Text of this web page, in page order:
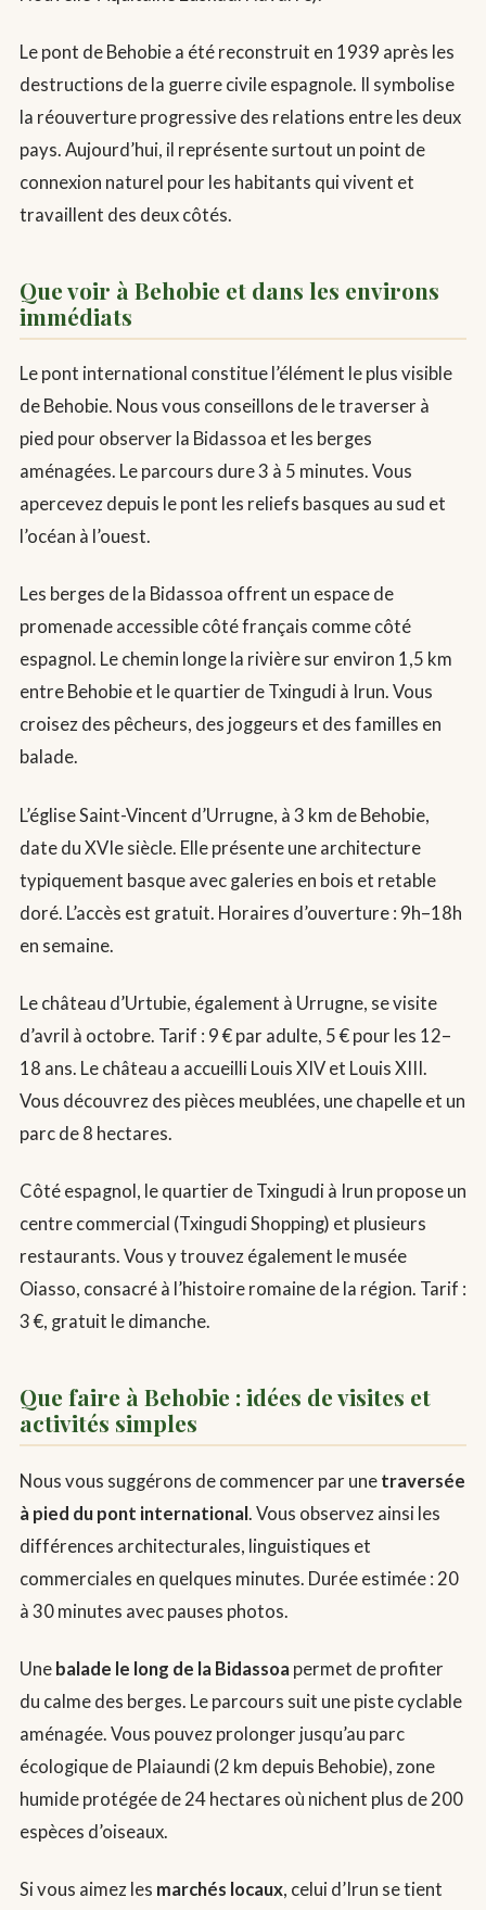
Le pont de Behobie a été reconstruit en 1939 après les
destructions de la guerre civile espagnole. Il symbolise
la réouverture progressive des relations entre les deux
pays. Aujourd’hui, il représente surtout un point de
connexion naturel pour les habitants qui vivent et
travaillent des deux côtés.
Que voir à Behobie et dans les environs
immédiats
Le pont international constitue l’élément le plus visible
de Behobie. Nous vous conseillons de le traverser à
pied pour observer la Bidassoa et les berges
aménagées. Le parcours dure 3 à 5 minutes. Vous
apercevez depuis le pont les reliefs basques au sud et
l’océan à l’ouest.
Les berges de la Bidassoa offrent un espace de
promenade accessible côté français comme côté
espagnol. Le chemin longe la rivière sur environ 1,5 km
entre Behobie et le quartier de Txingudi à Irun. Vous
croisez des pêcheurs, des joggeurs et des familles en
balade.
L’église Saint-Vincent d’Urrugne, à 3 km de Behobie,
date du XVIe siècle. Elle présente une architecture
typiquement basque avec galeries en bois et retable
doré. L’accès est gratuit. Horaires d’ouverture : 9h–18h
en semaine.
Le château d’Urtubie, également à Urrugne, se visite
d’avril à octobre. Tarif : 9 € par adulte, 5 € pour les 12–
18 ans. Le château a accueilli Louis XIV et Louis XIII.
Vous découvrez des pièces meublées, une chapelle et un
parc de 8 hectares.
Côté espagnol, le quartier de Txingudi à Irun propose un
centre commercial (Txingudi Shopping) et plusieurs
restaurants. Vous y trouvez également le musée
Oiasso, consacré à l’histoire romaine de la région. Tarif :
3 €, gratuit le dimanche.
Que faire à Behobie : idées de visites et
activités simples
Nous vous suggérons de commencer par une traversée
à pied du pont international. Vous observez ainsi les
différences architecturales, linguistiques et
commerciales en quelques minutes. Durée estimée : 20
à 30 minutes avec pauses photos.
Une balade le long de la Bidassoa permet de profiter
du calme des berges. Le parcours suit une piste cyclable
aménagée. Vous pouvez prolonger jusqu’au parc
écologique de Plaiaundi (2 km depuis Behobie), zone
humide protégée de 24 hectares où nichent plus de 200
espèces d’oiseaux.
Si vous aimez les marchés locaux, celui d’Irun se tient